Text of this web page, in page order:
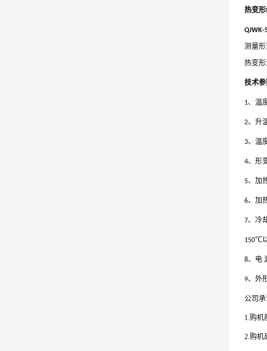
热变
QJWK-
测量
热变
技术
1、温
2、升
3、温
4、形
5、加
6、加
7、冷
150℃
8、电
9、外
公司
1.购机
2.购机